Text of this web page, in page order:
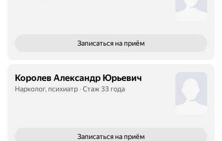
Записаться на приём
Королев Александр Юрьевич
Нарколог, психиатр Стаж 33 года
Записаться на приём